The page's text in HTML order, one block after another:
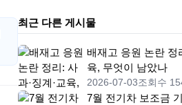
최근 다른 게시물
배재고 응원 논란 정
육, 무엇이 남았나
2026-07-03조회수
7월 전기차 보조금